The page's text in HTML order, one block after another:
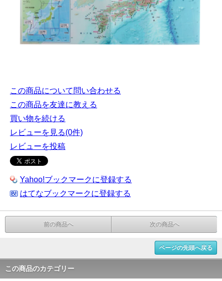
この商品について問い合わせる
この商品を友達に教える
買い物を続ける
レビューを見る(0件)
レビューを投稿
Yahoo!ブックマークに登録する
はてなブックマークに登録する
前の商品へ 次の商品へ
ページの先頭へ戻る
この商品のカテゴリー